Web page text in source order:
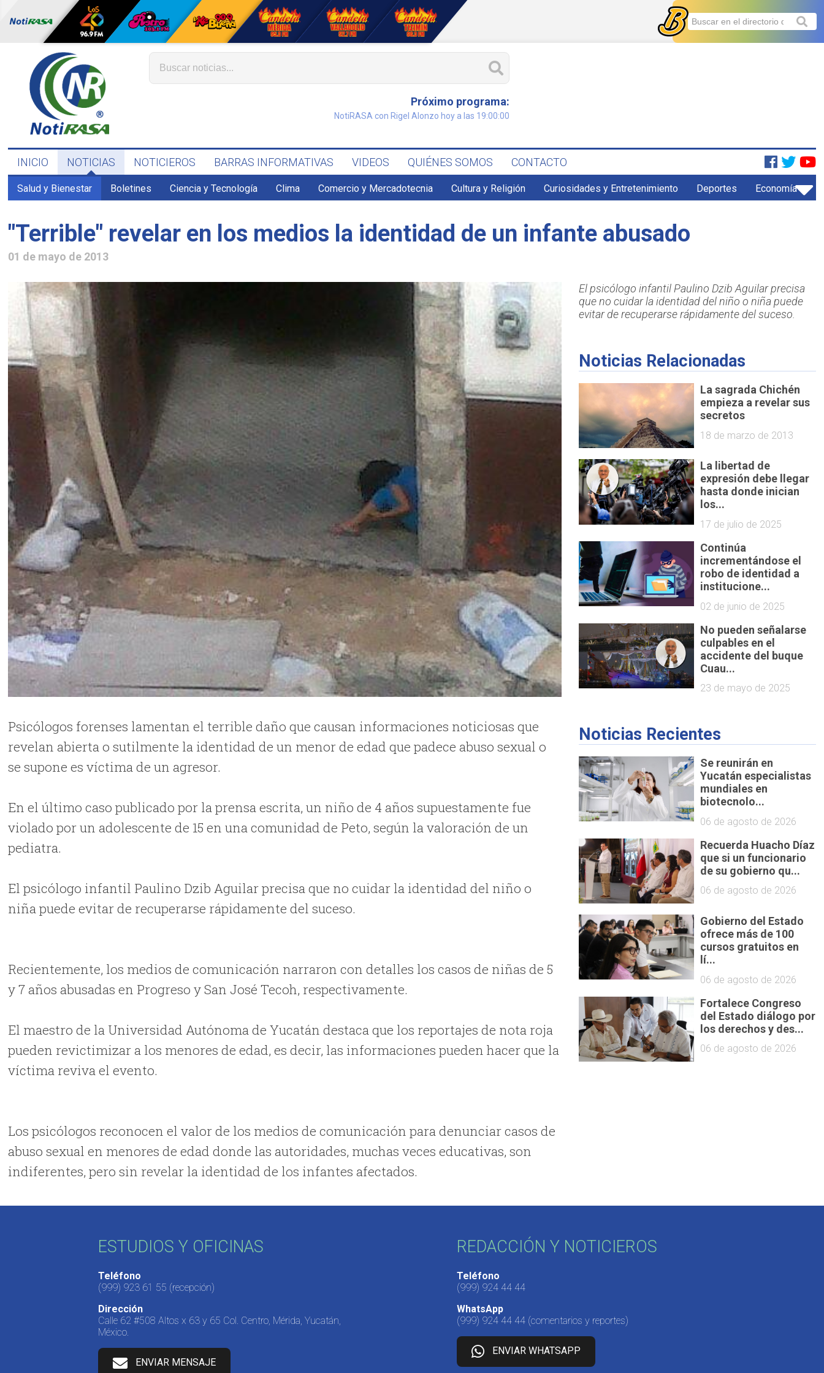
Próximo programa:
NotiRASA con Rigel Alonzo hoy a las 19:00:00
INICIO NOTICIAS NOTICIEROS BARRAS INFORMATIVAS VIDEOS QUIÉNES SOMOS CONTACTO
Salud y Bienestar Boletines Ciencia y Tecnología Clima Comercio y Mercadotecnia Cultura y Religión Curiosidades y Entretenimiento Deportes Economía
"Terrible" revelar en los medios la identidad de un infante abusado
01 de mayo de 2013
Psicólogos forenses lamentan el terrible daño que causan informaciones noticiosas que
revelan abierta o sutilmente la identidad de un menor de edad que padece abuso sexual o
se supone es víctima de un agresor.
En el último caso publicado por la prensa escrita, un niño de 4 años supuestamente fue
violado por un adolescente de 15 en una comunidad de Peto, según la valoración de un
pediatra.
El psicólogo infantil Paulino Dzib Aguilar precisa que no cuidar la identidad del niño o
niña puede evitar de recuperarse rápidamente del suceso.
Recientemente, los medios de comunicación narraron con detalles los casos de niñas de 5
y 7 años abusadas en Progreso y San José Tecoh, respectivamente.
El maestro de la Universidad Autónoma de Yucatán destaca que los reportajes de nota roja
pueden revictimizar a los menores de edad, es decir, las informaciones pueden hacer que la
víctima reviva el evento.
Los psicólogos reconocen el valor de los medios de comunicación para denunciar casos de
abuso sexual en menores de edad donde las autoridades, muchas veces educativas, son
indiferentes, pero sin revelar la identidad de los infantes afectados.
El psicólogo infantil Paulino Dzib Aguilar precisa
que no cuidar la identidad del niño o niña puede
evitar de recuperarse rápidamente del suceso.
Noticias Relacionadas
La sagrada Chichén
empieza a revelar sus
secretos
18 de marzo de 2013
La libertad de
expresión debe llegar
hasta donde inician
los...
17 de julio de 2025
Continúa
incrementándose el
robo de identidad a
institucione...
02 de junio de 2025
No pueden señalarse
culpables en el
accidente del buque
Cuau...
23 de mayo de 2025
Noticias Recientes
Se reunirán en
Yucatán especialistas
mundiales en
biotecnolo...
06 de agosto de 2026
Recuerda Huacho Díaz
que si un funcionario
de su gobierno qu...
06 de agosto de 2026
Gobierno del Estado
ofrece más de 100
cursos gratuitos en
lí...
06 de agosto de 2026
Fortalece Congreso
del Estado diálogo por
los derechos y des...
06 de agosto de 2026
ESTUDIOS Y OFICINAS
Teléfono
(999) 923 61 55 (recepción)
Dirección
Calle 62 #508 Altos x 63 y 65 Col. Centro, Mérida, Yucatán,
México.
ENVIAR MENSAJE
REDACCIÓN Y NOTICIEROS
Teléfono
(999) 924 44 44
WhatsApp
(999) 924 44 44 (comentarios y reportes)
ENVIAR WHATSAPP